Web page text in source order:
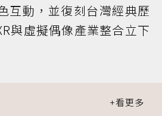
互動，並復刻台灣經典歷
與虛擬偶像產業整合立下